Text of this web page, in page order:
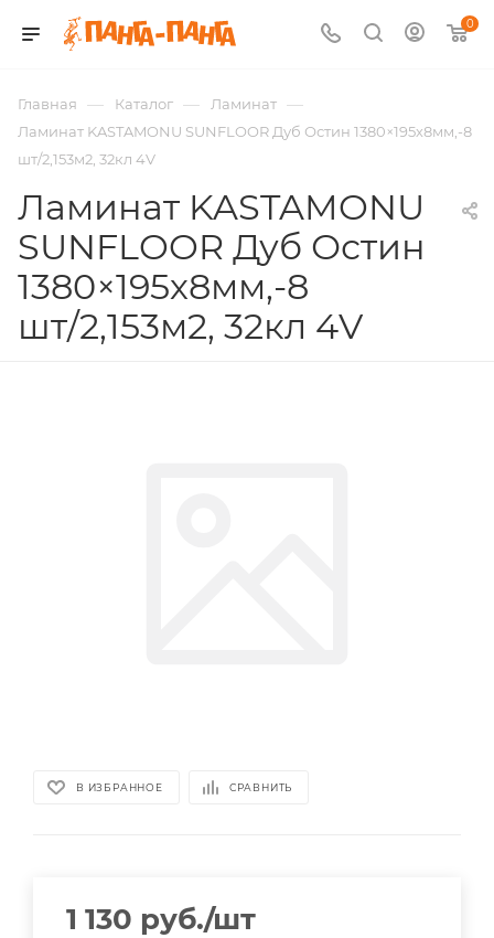
0
Главная — Каталог — Ламинат —
Ламинат KASTAMONU SUNFLOOR Дуб Остин 1380×195х8мм,-8
шт/2,153м2, 32кл 4V
Ламинат KASTAMONU
SUNFLOOR Дуб Остин
1380×195х8мм,-8
шт/2,153м2, 32кл 4V
В ИЗБРАННОЕ СРАВНИТЬ
1 130 руб./шт